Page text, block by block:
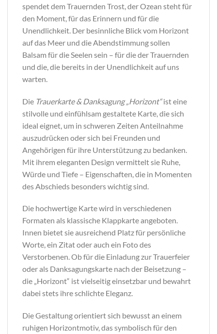
spendet dem Trauernden Trost, der Ozean steht für
den Moment, für das Erinnern und für die
Unendlichkeit. Der besinnliche Blick vom Horizont
auf das Meer und die Abendstimmung sollen
Balsam für die Seelen sein – für die der Trauernden
und die, die bereits in der Unendlichkeit auf uns
warten.
Die Trauerkarte & Danksagung „Horizont“ist eine
stilvolle und einfühlsam gestaltete Karte, die sich
ideal eignet, um in schweren Zeiten Anteilnahme
auszudrücken oder sich bei Freunden und
Angehörigen für ihre Unterstützung zu bedanken.
Mit ihrem eleganten Design vermittelt sie Ruhe,
Würde und Tiefe – Eigenschaften, die in Momenten
des Abschieds besonders wichtig sind.
Die hochwertige Karte wird in verschiedenen
Formaten als klassische Klappkarte angeboten.
Innen bietet sie ausreichend Platz für persönliche
Worte, ein Zitat oder auch ein Foto des
Verstorbenen. Ob für die Einladung zur Trauerfeier
oder als Danksagungskarte nach der Beisetzung –
die „Horizont“ ist vielseitig einsetzbar und bewahrt
dabei stets ihre schlichte Eleganz.
Die Gestaltung orientiert sich bewusst an einem
ruhigen Horizontmotiv, das symbolisch für den